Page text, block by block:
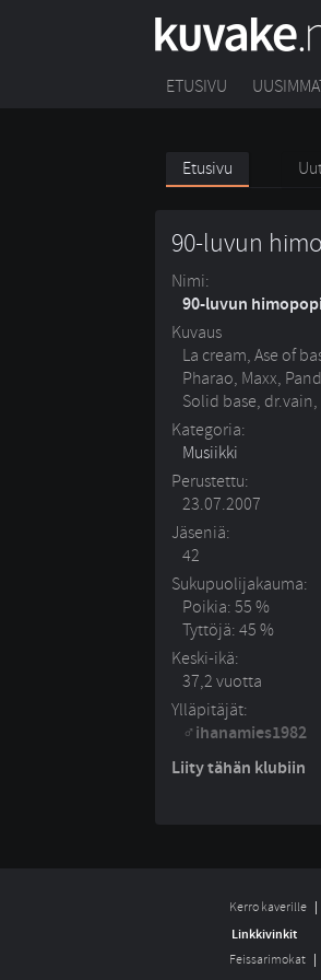
ETUSIVU
Etusivu
90-luvun
Nimi:
90-luvun
Kuvaus
La cream, Ase of
Pharao, Maxx,
Solid base,
Kategoria:
Musiikki
Perustettu:
23.07.2007
Jäseniä:
42
Sukupuolijakauma:
Poikia: 55 %
Tyttöjä: 45 %
Keski-ikä:
37,2 vuotta
Ylläpitäjät:
ihanamies1982
Liity tähän klubiin
Kerro kaverille
Linkkivinkit
Feissarimokat